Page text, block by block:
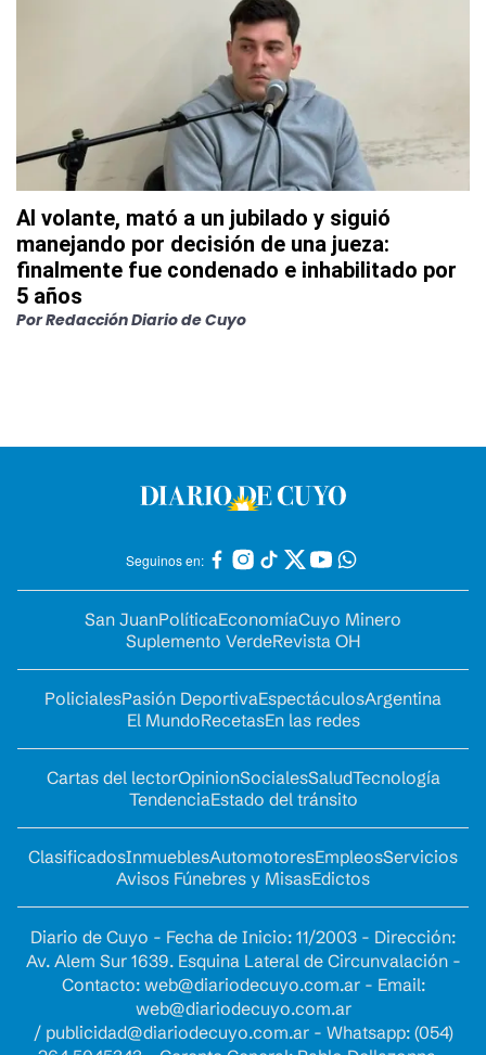
Al volante, mató a un jubilado y siguió
manejando por decisión de una jueza:
finalmente fue condenado e inhabilitado por
5 años
PorRedacción Diario de Cuyo
Seguinos en:
San JuanPolíticaEconomíaCuyo Minero
Suplemento VerdeRevista OH
PolicialesPasión DeportivaEspectáculosArgentina
El MundoRecetasEn las redes
Cartas del lectorOpinionSocialesSaludTecnología
TendenciaEstado del tránsito
ClasificadosInmueblesAutomotoresEmpleosServicios
Avisos Fúnebres y MisasEdictos
Diario de Cuyo - Fecha de Inicio: 11/2003 - Dirección:
Av. Alem Sur 1639. Esquina Lateral de Circunvalación -
Contacto: web@diariodecuyo.com.ar- Email:
web@diariodecuyo.com.ar
/ publicidad@diariodecuyo.com.ar- Whatsapp: (054)